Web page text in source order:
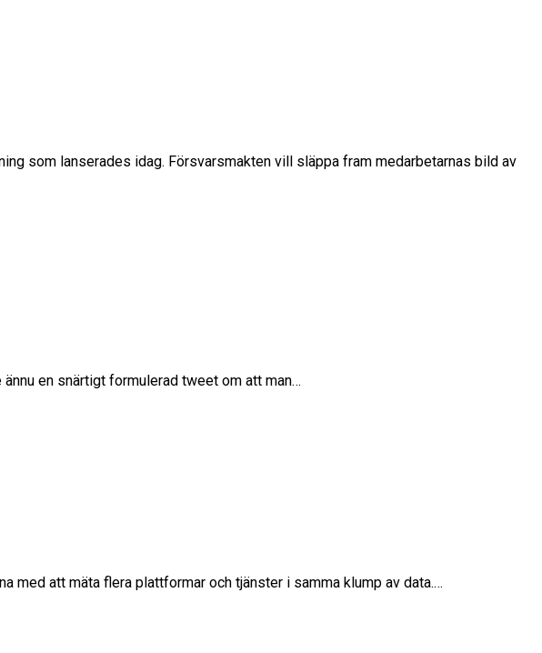
som lanserades idag. Försvarsmakten vill släppa fram medarbetarnas bild av
en snärtigt formulerad tweet om att man…
med att mäta flera plattformar och tjänster i samma klump av data.…